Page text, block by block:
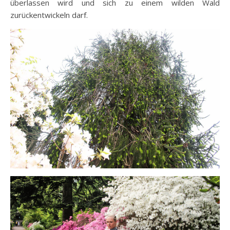
überlassen wird und sich zu einem wilden Wald
zurückentwickeln darf.